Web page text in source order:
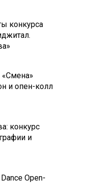
конкурса
«Смена»
и опен-колл
конкурс
и
Open-